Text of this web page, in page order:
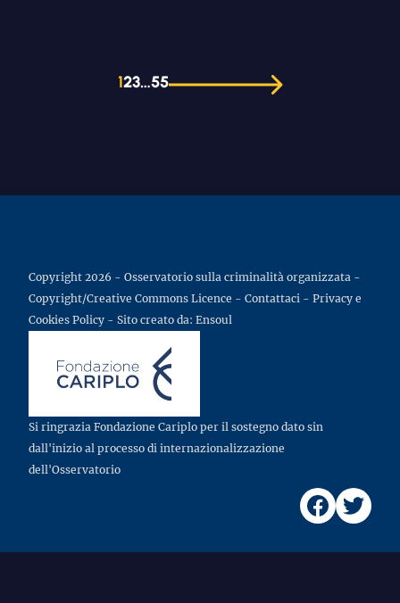
123…55
Copyright 2026 - Osservatorio sulla criminalità organizzata -
Copyright/Creative Commons Licence - Contattaci - Privacy e
Cookies Policy - Sito creato da: Ensoul
Si ringrazia Fondazione Cariplo per il sostegno dato sin
dall'inizio al processo di internazionalizzazione
dell'Osservatorio